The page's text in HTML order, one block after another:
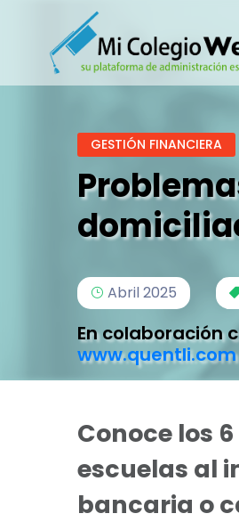
GESTIÓN FINANCIERA
Abril 2025
En colaboración
www.quentli.com
Conoce los
escuelas al
bancaria o